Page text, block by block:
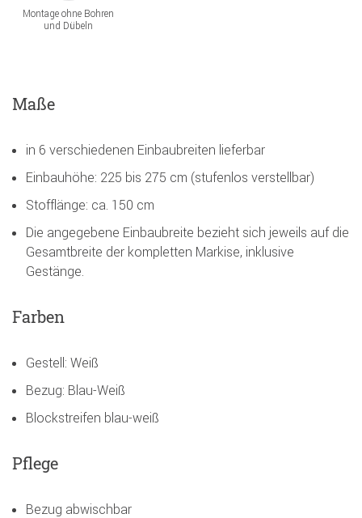
Montage ohne Bohren
und Dübeln
Maße
in 6 verschiedenen Einbaubreiten lieferbar
Einbauhöhe: 225 bis 275 cm (stufenlos verstellbar)
Stofflänge: ca. 150 cm
Die angegebene Einbaubreite bezieht sich jeweils auf die
Gesamtbreite der kompletten Markise, inklusive
Gestänge.
Farben
Gestell: Weiß
Bezug: Blau-Weiß
Blockstreifen blau-weiß
Pflege
Bezug abwischbar